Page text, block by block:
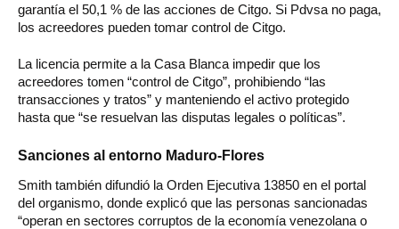
garantía el 50,1 % de las acciones de Citgo. Si Pdvsa no paga,
los acreedores pueden tomar control de Citgo.
La licencia permite a la Casa Blanca impedir que los
acreedores tomen “control de Citgo”, prohibiendo “las
transacciones y tratos” y manteniendo el activo protegido
hasta que “se resuelvan las disputas legales o políticas”.
Sanciones al entorno Maduro-Flores
Smith también difundió la Orden Ejecutiva 13850 en el portal
del organismo, donde explicó que las personas sancionadas
“operan en sectores corruptos de la economía venezolana o